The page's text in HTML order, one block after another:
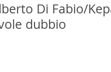
Di Fabio/
dubbio